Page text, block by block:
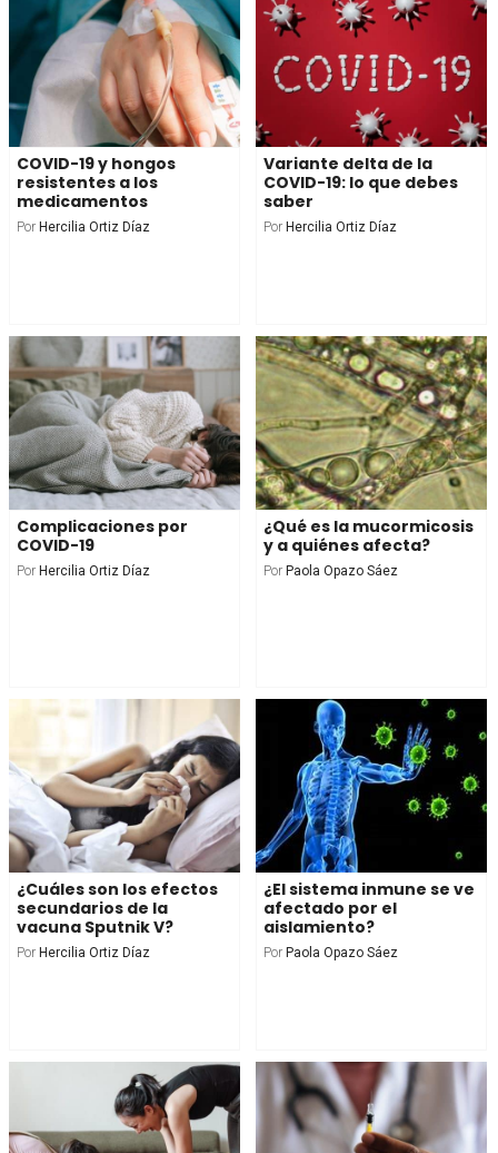
COVID-19 y hongos
resistentes a los
medicamentos
Por Hercilia Ortiz Díaz
Variante delta de la
COVID-19: lo que debes
saber
Por Hercilia Ortiz Díaz
Complicaciones por
COVID-19
Por Hercilia Ortiz Díaz
¿Qué es la mucormicosis
y a quiénes afecta?
Por Paola Opazo Sáez
¿Cuáles son los efectos
secundarios de la
vacuna Sputnik V?
Por Hercilia Ortiz Díaz
¿El sistema inmune se ve
afectado por el
aislamiento?
Por Paola Opazo Sáez